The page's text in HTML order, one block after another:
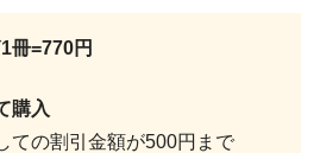
1冊=770円
購入
ての割引金額が500円まで